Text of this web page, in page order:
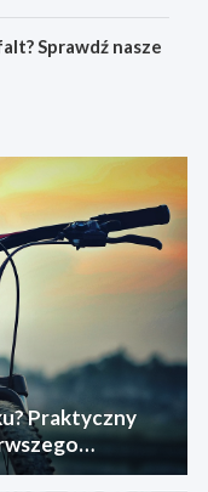
Sprawdź nasze
Praktyczny